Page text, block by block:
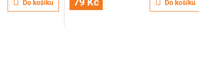
Do košíku Do košíku